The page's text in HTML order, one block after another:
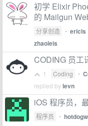
初学 Elixir
的 Mailgun
分享创造 • ericls
zhaoleis
CODING 员工
1 Coding •
replied bylevn
iOS 程序员，
程序员 •